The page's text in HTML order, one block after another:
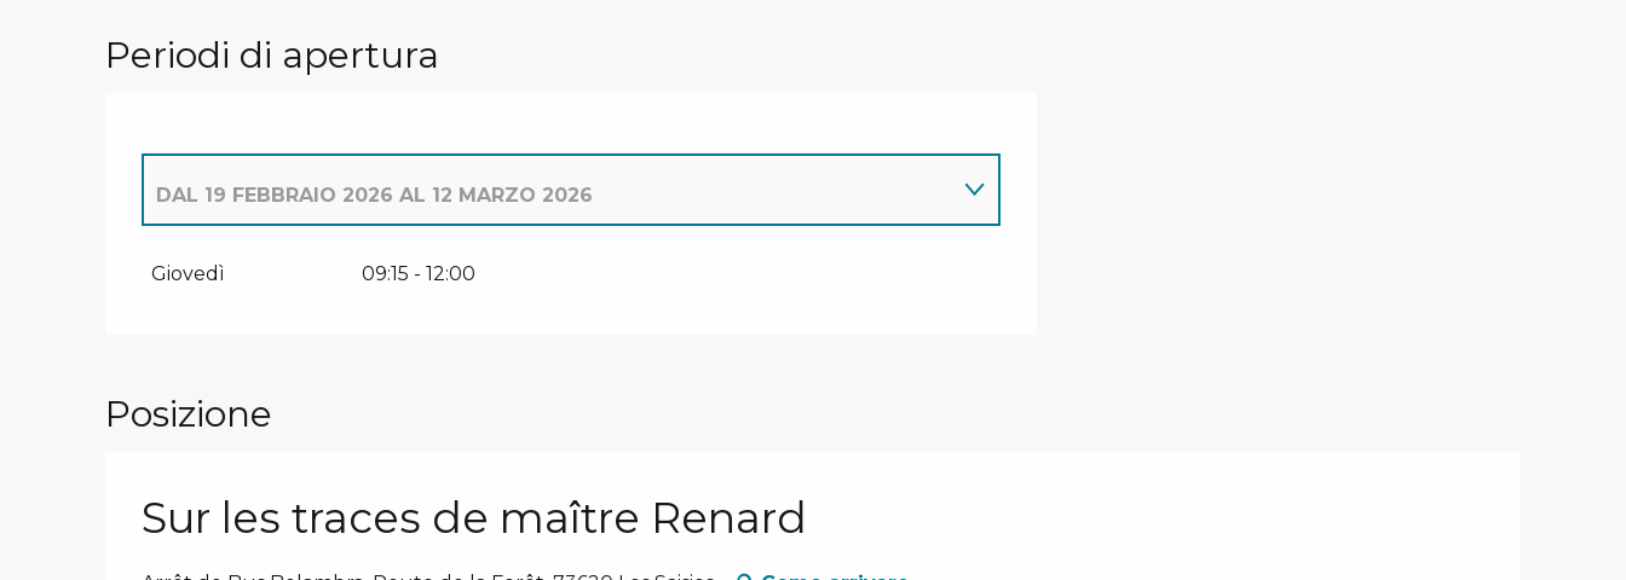
Periodi di apertura
DAL1 GENNAIO 2026AL4 GENNAIO 2026
DAL15 GENNAIO 2026
DAL 19 FEBBRAIO 2026AL 12 MARZO 2026
Giovedì 09:15 - 12:00
Posizione
Sur les traces de maître Renard